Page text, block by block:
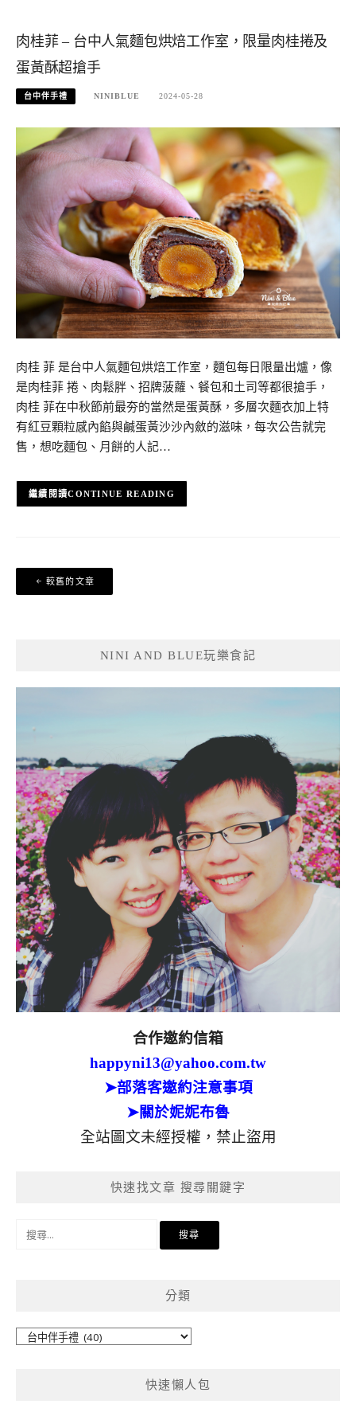
肉桂菲 – 台中人氣麵包烘焙工作室，限量肉桂捲及
蛋黃酥超搶手
台中伴手禮 NINIBLUE 2024-05-28
肉桂 菲 是台中人氣麵包烘焙工作室，麵包每日限量出爐，像
是肉桂菲 捲、肉鬆胖、招牌菠蘿、餐包和土司等都很搶手，
肉桂 菲在中秋節前最夯的當然是蛋黃酥，多層次麵衣加上特
有紅豆顆粒感內餡與鹹蛋黃沙沙內斂的滋味，每次公告就完
售，想吃麵包、月餅的人記…
CONTINUE READING
文
章
較舊的文章
NINI AND BLUE玩樂食記
合作邀約信箱
happyni13@yahoo.com.tw
➤部落客邀約注意事項
➤關於妮妮布魯
全站圖文未經授權，禁止盜用
快速找文章 搜尋關鍵字
分類
快速懶人包